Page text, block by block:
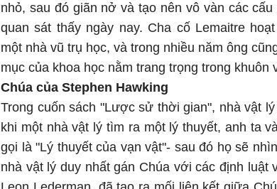
nhỏ, sau đó giãn nở và tạo nên vô vàn các
quan sát thấy ngày nay. Cha cố Lemaitre
một nhà vũ trụ học, và trong nhiều năm ông
mục của khoa học nằm trang trọng trong khuôn
Chúa của Stephen Hawking
Trong cuốn sách "Lược sử thời gian", nhà vật
khi một nhà vật lý tìm ra một lý thuyết, anh ta
gọi là "Lý thuyết của vạn vật"- sau đó họ sẽ
nhà vật lý duy nhất gán Chúa với các định luật